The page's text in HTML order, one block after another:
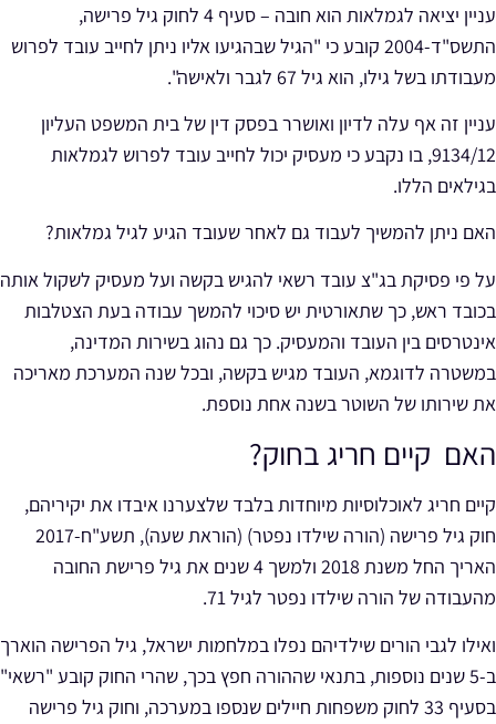
עניין יציאה לגמלאות הוא חובה – סעיף 4 לחוק גיל פרישה,
התשס"ד-2004 קובע כי "הגיל שבהגיעו אליו ניתן לחייב עובד לפרוש
מעבודתו בשל גילו, הוא גיל 67 לגבר ולאישה".
עניין זה אף עלה לדיון ואושרר בפסק דין של בית המשפט העליון
9134/12, בו נקבע כי מעסיק יכול לחייב עובד לפרוש לגמלאות
בגילאים הללו.
האם ניתן להמשיך לעבוד גם לאחר שעובד הגיע לגיל גמלאות?
על פי פסיקת בג"צ עובד רשאי להגיש בקשה ועל מעסיק לשקול אותה
בכובד ראש, כך שתאורטית יש סיכוי להמשך עבודה בעת הצטלבות
אינטרסים בין העובד והמעסיק. כך גם נהוג בשירות המדינה,
במשטרה לדוגמא, העובד מגיש בקשה, ובכל שנה המערכת מאריכה
את שירותו של השוטר בשנה אחת נוספת.
האם קיים חריג בחוק?
קיים חריג לאוכלוסיות מיוחדות בלבד שלצערנו איבדו את יקיריהם,
חוק גיל פרישה (הורה שילדו נפטר) (הוראת שעה), תשע"ח-2017
האריך החל משנת 2018 ולמשך 4 שנים את גיל פרישת החובה
מהעבודה של הורה שילדו נפטר לגיל 71.
ואילו לגבי הורים שילדיהם נפלו במלחמות ישראל, גיל הפרישה הוארך
ב-5 שנים נוספות, בתנאי שההורה חפץ בכך, שהרי החוק קובע "רשאי"
בסעיף 33 לחוק משפחות חיילים שנספו במערכה, וחוק גיל פרישה